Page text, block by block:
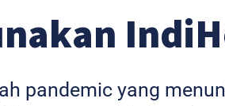
pandemic yang